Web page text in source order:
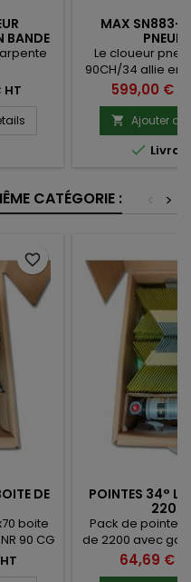
BANDE
HT
MAX SN883-
Le cloueur
90CH/34 allie
et fiabilité.
fixation de
Prix
599,00 €
 Ajouter au

CATÉGORIE : >
<
DE
boite
90 CG
favorite_border
POINTES 34°
2200
Pack de pointes
de 2200 avec gaz
Prix
64,69 €